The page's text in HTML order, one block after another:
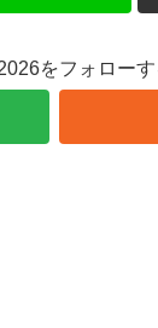
をフォローす